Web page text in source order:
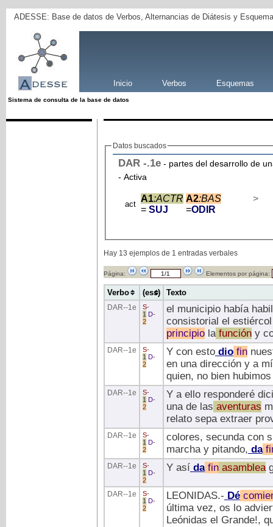
ADESSE: Base de datos de Verbos, Alternancias de Diátesis y
Inicio Verbos Esquemas
Sistema de consulta de la base de datos
Datos buscados
DAR -.1e - partes del desarrollo de
- Activa
act
A1:ACTR
= SUJ
A2:BAS
=ODIR
>
Hay 13 ejemplos de 1 entradas verbales
Página: Elementos por página:
Verbo (ess) Texto
DAR--1e S-
1
D-
2
el municipio había
consistorial el
principiolafuncióny
DAR--1e S-
1
D-
2
Y con estodiofin
en una dirección y a
quien, no bien
DAR--1e S-
1
D-
2
Y a ello responderé
una de las aventuras
relato sepa extraer
DAR--1e S-
1
D-
2
colores, secunda con
marcha y pitando, da
DAR--1e S-
1
D-
2
Y así dafinasamblea
DAR--1e S-
1
D-
2
LEONIDAS.- Dé
última vez, os lo
Leónidas el Grande!,